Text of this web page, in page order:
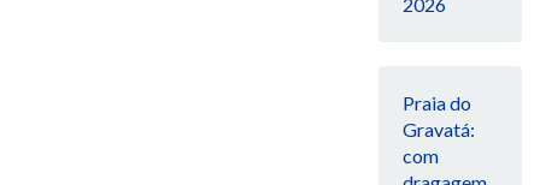
Praia do
Gravatá:
com